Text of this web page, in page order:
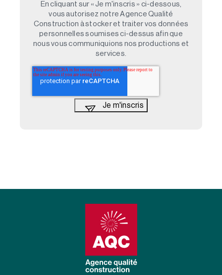
En cliquant sur « Je m'inscris » ci-dessous,
vous autorisez notre Agence Qualité
Construction à stocker et traiter vos données
personnelles soumises ci-dessus afin que
nous vous communiquions nos productions et
services.